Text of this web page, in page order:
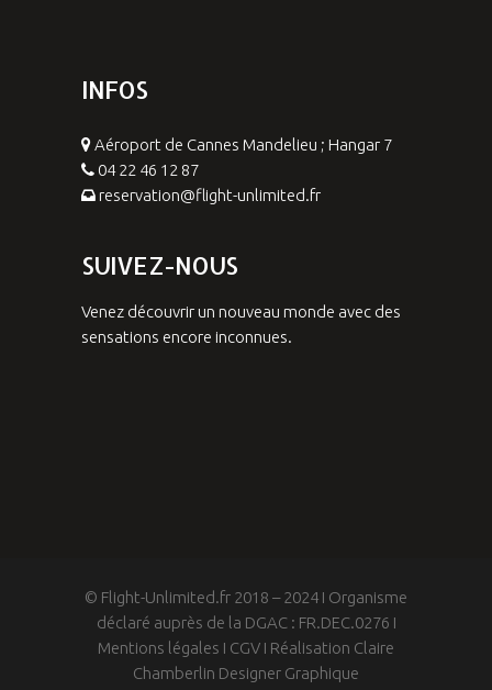
INFOS
Aéroport de Cannes Mandelieu ; Hangar 7
04 22 46 12 87
reservation@flight-unlimited.fr
SUIVEZ-NOUS
Venez découvrir un nouveau monde avec des
sensations encore inconnues.
© Flight-Unlimited.fr 2018 – 2024 I Organisme
déclaré auprès de la DGAC : FR.DEC.0276 I
Mentions légales I CGV I Réalisation Claire
Chamberlin Designer Graphique